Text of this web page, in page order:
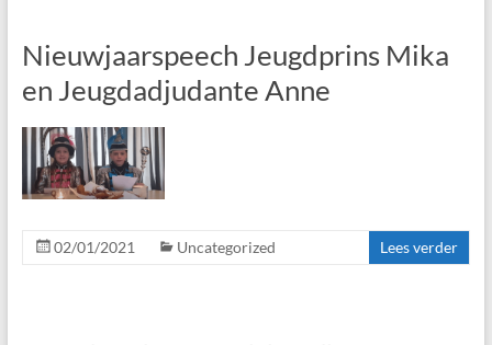
Nieuwjaarspeech Jeugdprins Mika
en Jeugdadjudante Anne
02/01/2021 Uncategorized Lees verder